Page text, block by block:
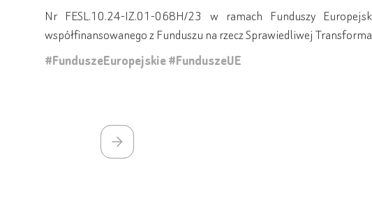
Nr FESL.10.24-IZ.01-068H/23 w ramach Funduszy
współfinansowanego z Funduszu na rzecz Sprawiedliwej
#FunduszeEuropejskie#FunduszeUE